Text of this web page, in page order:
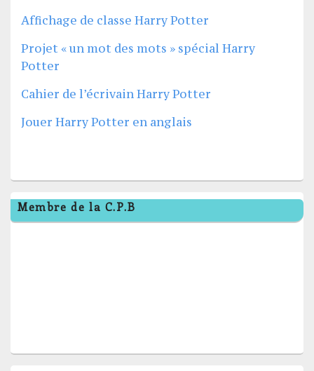
Affichage de classe Harry Potter
Projet « un mot des mots » spécial Harry
Potter
Cahier de l’écrivain Harry Potter
Jouer Harry Potter en anglais
Zone
principale
de
Membre de la C.P.B